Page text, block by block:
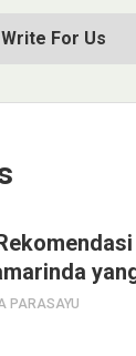
Write For Us
PARASAYU